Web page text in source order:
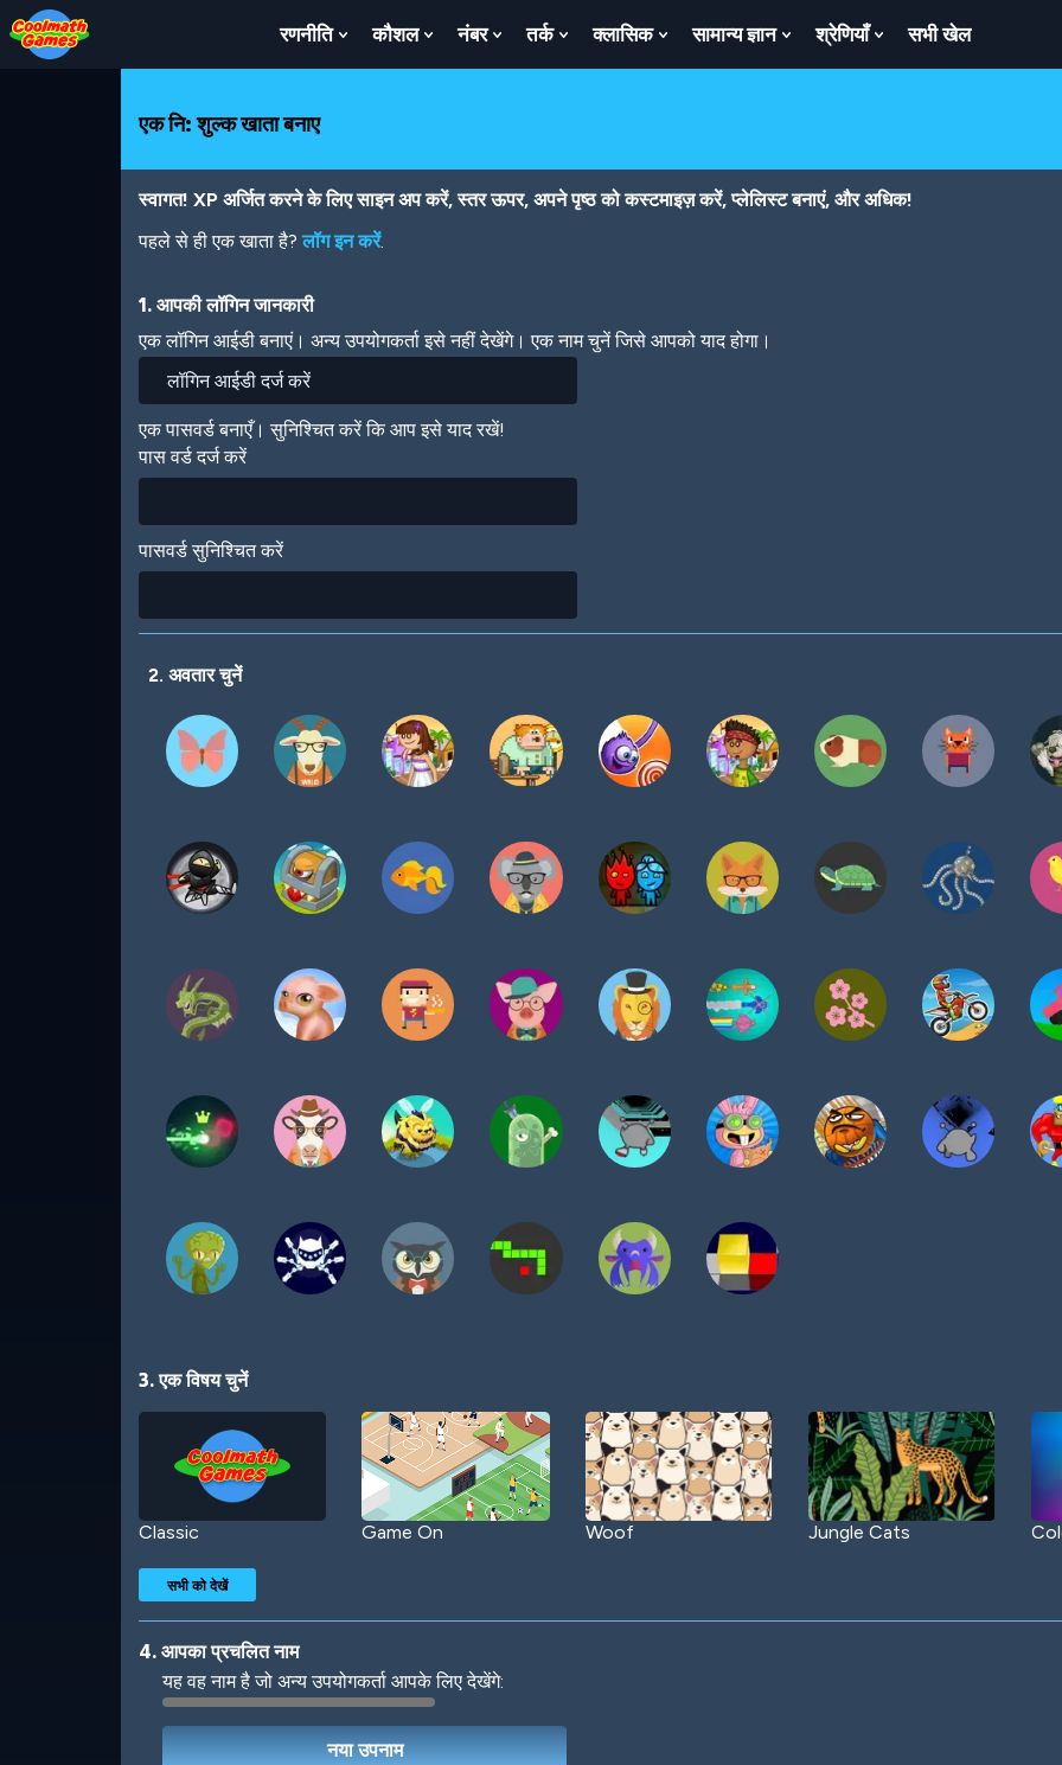
Skip
to
Top
Skip
to
Navigation
Skip
to
Main
Skip
to
Footer
Skip
to
main
रणनीति
Show
Submenu
कौशल
Show
Submenu
नंबर
Show
Submenu
तर्क
Show
Submenu
क्लासिक
Show
Submenu
सामान्य ज्ञान
Show
Submenu
श्रेणियाँ
Show
Submenu
सभी खेल
एक नि: शुल्क खाता बनाए
स्वागत! XP अर्जित करने के लिए साइन अप करें, स्तर ऊपर, अपने पृष्ठ को कस्टमाइज़ करें, प्लेलिस्ट बनाएं, और अधिक!
पहले से ही एक खाता है?लॉग इन करें.
1. आपकी लॉगिन जानकारी
एक लॉगिन आईडी बनाएं। अन्य उपयोगकर्ता इसे नहीं देखेंगे। एक नाम चुनें जिसे आपको याद होगा।
एक पासवर्ड बनाएँ। सुनिश्चित करें कि आप इसे याद रखें!
पास वर्ड दर्ज करें
पासवर्ड सुनिश्चित करें
2. अवतार चुनें
3. एक विषय चुनें
Classic Game On Woof Jungle Cats
Robotic International
सभी को देखें
4. आपका प्रचलित नाम
यह वह नाम है जो अन्य उपयोगकर्ता आपके लिए देखेंगे: